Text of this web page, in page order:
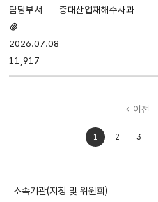
중대산업재해수사과
있음
2026.07.08
11,917
이전
처음으로
1 2 3
소속기관(지청 및 위원회)